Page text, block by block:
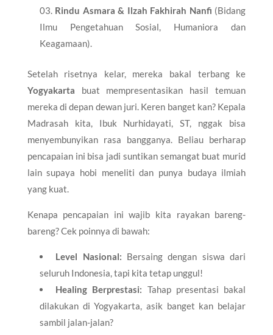
Rindu Asmara & Ilzah Fakhirah Nanfi (Bidang
Ilmu Pengetahuan Sosial, Humaniora dan
Keagamaan).
​Setelah risetnya kelar, mereka bakal terbang ke
Yogyakarta buat mempresentasikan hasil temuan
mereka di depan dewan juri. Keren banget kan? Kepala
Madrasah kita, Ibuk Nurhidayati, ST, nggak bisa
menyembunyikan rasa bangganya. Beliau berharap
pencapaian ini bisa jadi suntikan semangat buat murid
lain supaya hobi meneliti dan punya budaya ilmiah
yang kuat.
​Kenapa pencapaian ini wajib kita rayakan bareng-
bareng? Cek poinnya di bawah:
Level Nasional: Bersaing dengan siswa dari
seluruh Indonesia, tapi kita tetap unggul!
Healing Berprestasi: Tahap presentasi bakal
dilakukan di Yogyakarta, asik banget kan belajar
sambil jalan-jalan?